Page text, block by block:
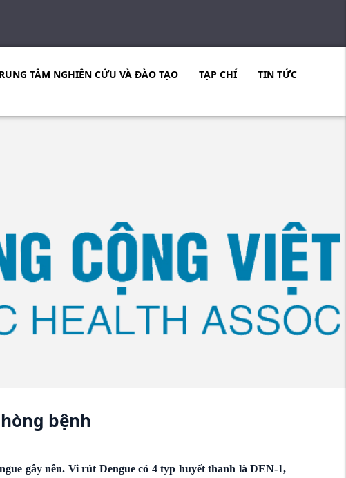
TÂM NGHIÊN CỨU VÀ ĐÀO TẠO TẠP CHÍ
TIN TỨC
bệnh
gây nên. Vi rút Dengue có 4 typ huyết thanh là DEN-1,